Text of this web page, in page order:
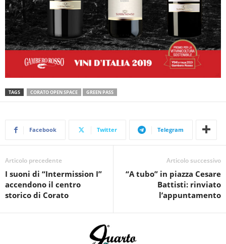
I suoni di “Intermission I”
accendono il centro
storico di Corato
“A tubo” in piazza Cesare
Battisti: rinviato
l’appuntamento